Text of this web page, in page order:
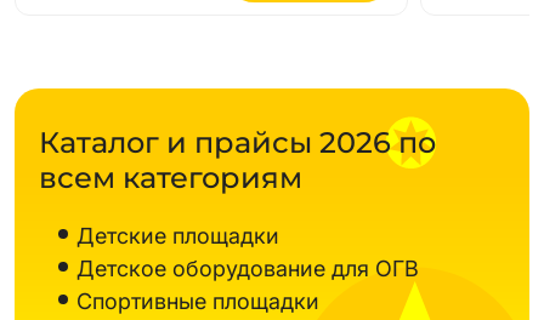
Каталог и прайсы 2026 по
всем категориям
Детские площадки
Детское оборудование для ОГВ
Спортивные площадки